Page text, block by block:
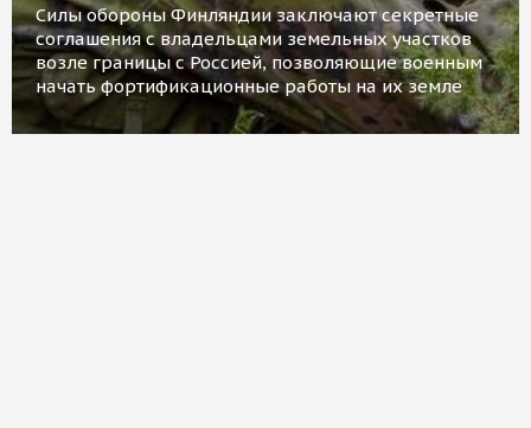
Силы обороны Финляндии заключают секретные
соглашения с владельцами земельных участков
возле границы с Россией, позволяющие военным
начать фортификационные работы на их земле